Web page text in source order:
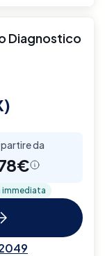
Diagnostico
partire da